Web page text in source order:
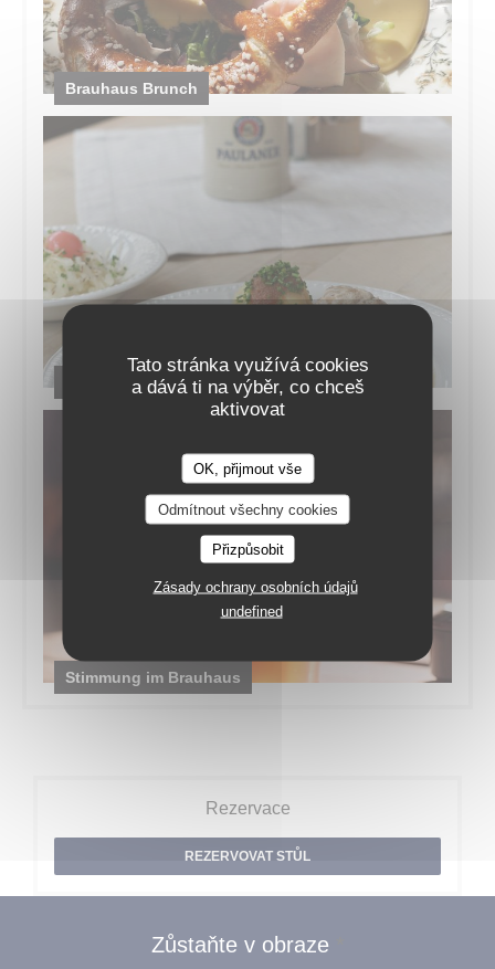
Tato stránka využívá cookies
a dává ti na výběr, co chceš
aktivovat
OK, přijmout vše
Odmítnout všechny cookies
Přizpůsobit
Zásady ochrany osobních údajů
undefined
Brauhaus Brunch
Speisekarte
Stimmung im Brauhaus
Rezervace
REZERVOVAT STŮL
Zůstaňte v obraze